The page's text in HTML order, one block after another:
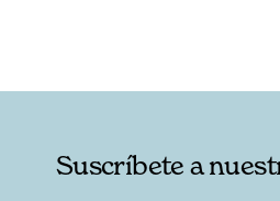
Suscríbete a